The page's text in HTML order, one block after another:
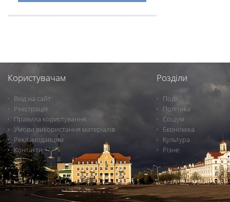
Користувачам
Вхід на сайт
Реєстрація
Правила користування
Умови використання матеріалів
Рекламодавцям
Контакти
Розділи
Події
Політика
Соціум
Економіка
Культура
Різне